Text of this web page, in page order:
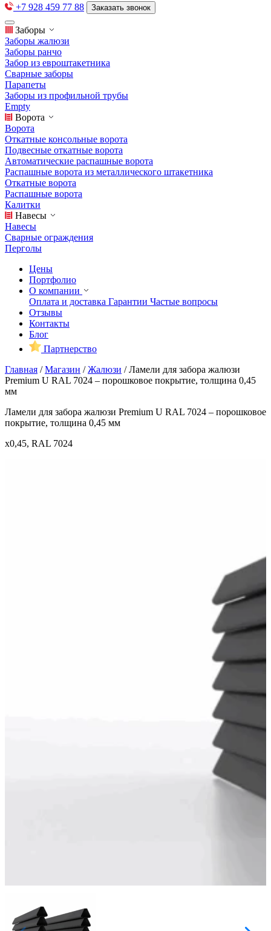
+7 928 459 77 88 Заказать звонок
Заборы
Заборы жалюзи
Заборы ранчо
Забор из евроштакетника
Сварные заборы
Парапеты
Заборы из профильной трубы
Empty
Ворота
Ворота
Откатные консольные ворота
Подвесные откатные ворота
Автоматические распашные ворота
Распашные ворота из металлического штакетника
Откатные ворота
Распашные ворота
Калитки
Навесы
Навесы
Сварные ограждения
Перголы
Цены
Портфолио
О компании
Оплата и доставка Гарантии Частые вопросы
Отзывы
Контакты
Блог
Партнерство
Главная /Магазин /Жалюзи /Ламели для забора жалюзи
Premium U RAL 7024 – порошковое покрытие, толщина 0,45
мм
Ламели для забора жалюзи Premium U RAL 7024 – порошковое
покрытие, толщина 0,45 мм
x0,45, RAL 7024